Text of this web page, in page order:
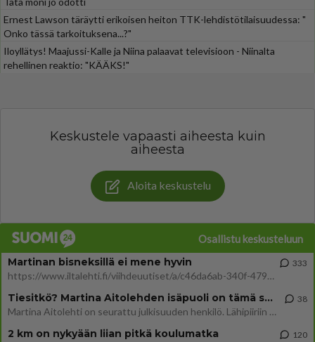
Ernest Lawson täräytti erikoisen heiton TTK-lehdistötilaisuudessa: "
Onko tässä tarkoituksena...?"
Iloyllätys! Maajussi-Kalle ja Niina palaavat televisioon - Niinalta
rehellinen reaktio: "KÄÄKS!"
Keskustele vapaasti aiheesta kuin
aiheesta
Aloita keskustelu
Osallistu keskusteluun
Martinan bisneksillä ei mene hyvin
https://www.iltalehti.fi/viihdeuutiset/a/c46da6ab-340f-4790-aaa7-0865eed2336 Yrityksen konkurssihakemus on tullut kärä
333
Tiesitkö? Martina Aitolehden isäpuoli on tämä suosittu laulaja
Martina Aitolehti on seurattu julkisuuden henkilö. Lähipiiriin mahtuu muitakin tunnettuja henkilöitä. Tiesitkö, että Ma
38
2 km on nykyään liian pitkä koulumatka 120